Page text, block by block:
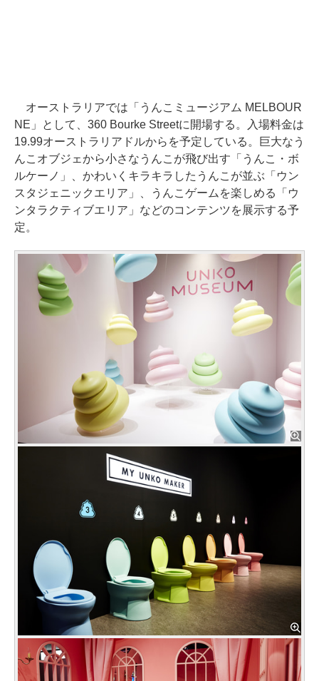
オーストラリアでは「うんこミュージアム MELBOUR
NE」として、360 Bourke Streetに開場する。入場料金は
19.99オーストラリアドルからを予定している。巨大なう
んこオブジェから小さなうんこが飛び出す「うんこ・ボ
ルケーノ」、かわいくキラキラしたうんこが並ぶ「ウン
スタジェニックエリア」、うんこゲームを楽しめる「ウ
ンタラクティブエリア」などのコンテンツを展示する予
定。